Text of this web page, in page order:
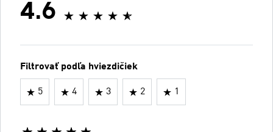
4.6
Filtrovať podľa hviezdičiek
5 4 3 2 1